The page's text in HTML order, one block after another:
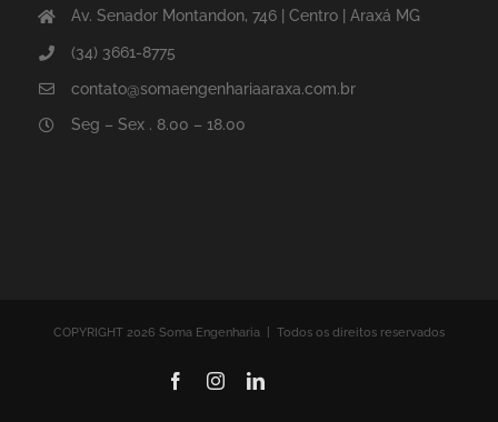
Av. Senador Montandon, 746 | Centro | Araxá MG
(34) 3661-8775
contato@somaengenhariaaraxa.com.br
Seg – Sex . 8.00 – 18.00
COPYRIGHT 2026 Soma Engenharia | Todos os direitos reservados
FacebookInstagramLinkedIn